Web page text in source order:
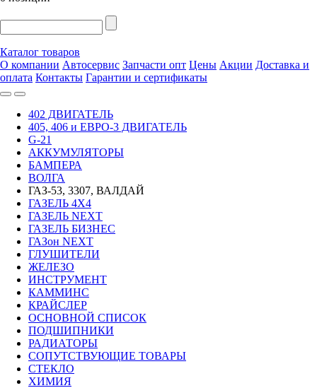
Каталог товаров
О компании Автосервис Запчасти опт Цены Акции Доставка и
оплата Контакты Гарантии и сертификаты
402 ДВИГАТЕЛЬ
405, 406 и ЕВРО-3 ДВИГАТЕЛЬ
G-21
АККУМУЛЯТОРЫ
БАМПЕРА
ВОЛГА
ГАЗ-53, 3307, ВАЛДАЙ
ГАЗЕЛЬ 4Х4
ГАЗЕЛЬ NEXT
ГАЗЕЛЬ БИЗНЕС
ГАЗон NEXT
ГЛУШИТЕЛИ
ЖЕЛЕЗО
ИНСТРУМЕНТ
КАММИНС
КРАЙСЛЕР
ОСНОВНОЙ СПИСОК
ПОДШИПНИКИ
РАДИАТОРЫ
СОПУТСТВУЮЩИЕ ТОВАРЫ
СТЕКЛО
ХИМИЯ